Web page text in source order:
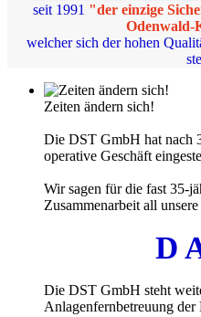
seit 1991 "der einzige
Odenwald-
welcher sich der hohen
Zeiten ändern sich!
Die DST GmbH hat nach
operative Geschäft
Wir sagen für die fast 35-
Zusammenarbeit all
D
Die DST GmbH steht
Anlagenfernbetreuung